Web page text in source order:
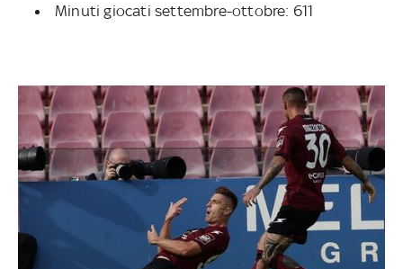
Minuti giocati settembre-ottobre: 611